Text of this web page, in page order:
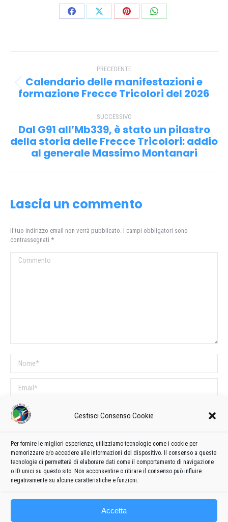
Gestisci Consenso Cookie
Per fornire le migliori esperienze, utilizziamo tecnologie come i cookie per
memorizzare e/o accedere alle informazioni del dispositivo. Il consenso a queste
tecnologie ci permetterà di elaborare dati come il comportamento di navigazione
o ID unici su questo sito. Non acconsentire o ritirare il consenso può influire
negativamente su alcune caratteristiche e funzioni.
Accetta
CondividiCondividiCondividiCondividi
tra PRECEDENTE
Post
precedente:
Calendario delle manifestazioni e
formazione Frecce Tricolori del 2026
SUCCESSIVO
Prossimo
post:
Dal G91 all’Mb339, è stato un pilastro
della storia delle Frecce Tricolori: addio
al generale Massimo Montanari
Lascia un commento
Il tuo indirizzo email non verrà pubblicato. I campi obbligatori sono
contrassegnati *
Commento
Nome *
Email *
Sito web
COMMENTI SUL POST
Questo sito utilizza Akismet per ridurre lo spam.Scopri come vengono
elaborati i dati derivati dai commenti.